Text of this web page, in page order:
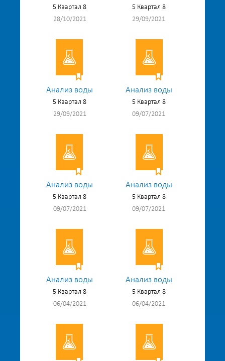
5 Квартал 8
28/10/2021
5 Квартал 8
29/09/2021
Анализ воды
5 Квартал 8
29/09/2021
Анализ воды
5 Квартал 8
09/07/2021
Анализ воды
5 Квартал 8
09/07/2021
Анализ воды
5 Квартал 8
09/07/2021
Анализ воды
5 Квартал 8
06/04/2021
Анализ воды
5 Квартал 8
06/04/2021